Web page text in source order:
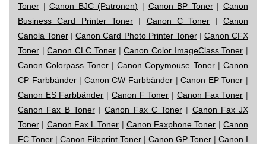
Toner |Canon BJC (Patronen) | Canon BP Toner|Canon
Business Card Printer Toner | Canon C Toner |Canon
Canola Toner |Canon Card Photo Printer Toner| Canon CFX
Toner |Canon CLC Toner|Canon Color ImageClass Toner |
Canon Colorpass Toner| Canon Copymouse Toner| Canon
CP Farbbänder| Canon CW Farbbänder |Canon EP Toner |
Canon ES Farbbänder | Canon F Toner | Canon Fax Toner |
Canon Fax B Toner|Canon Fax C Toner | Canon Fax JX
Toner | Canon Fax L Toner | Canon Faxphone Toner |Canon
FC Toner | Canon Fileprint Toner | Canon GP Toner | Canon I